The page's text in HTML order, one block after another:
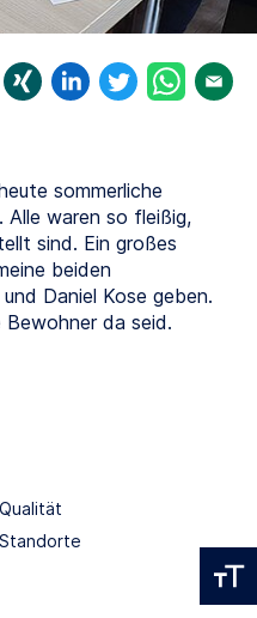
sommerliche
waren so fleißig,
sind. Ein großes
beiden
Daniel Kose geben.
Bewohner da seid.
Qualität
Standorte